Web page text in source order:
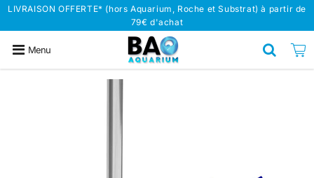
LIVRAISON OFFERTE* (hors Aquarium, Roche et Substrat) à partir de
79€ d'achat
Menu